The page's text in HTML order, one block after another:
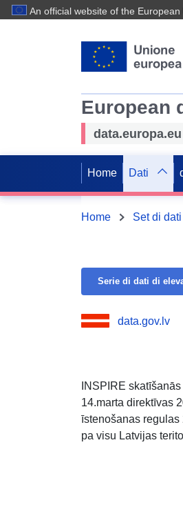
An official website of the European
European
data.europa.eu
Home Dati
Home Set di dati
Serie di dati di
data.gov.lv
INSPIRE
14.marta direktīvas
īstenošanas regulas
pa visu Latvijas